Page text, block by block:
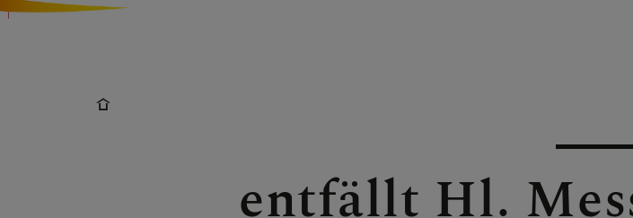
TERMINE
entfällt Hl.